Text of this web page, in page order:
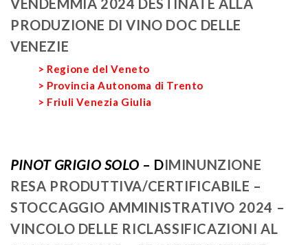
PRODUZIONE DI VINO DOC DELLE
VENEZIE
> Regione del Veneto
> Provincia Autonoma di Trento
> Friuli Venezia Giulia
PINOT GRIGIO SOLO – DIMINUNZIONE
RESA PRODUTTIVA/CERTIFICABILE –
STOCCAGGIO AMMINISTRATIVO 2024 –
VINCOLO DELLE RICLASSIFICAZIONI AL